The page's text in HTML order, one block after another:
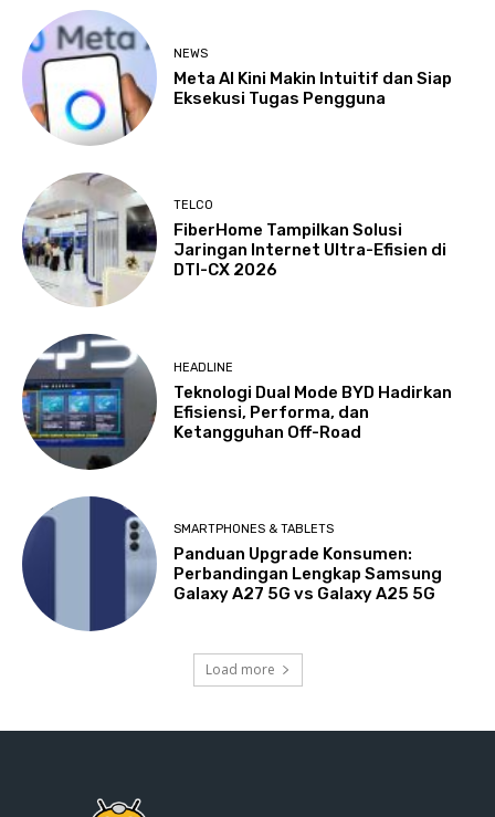
NEWS
Meta AI Kini Makin Intuitif dan Siap
Eksekusi Tugas Pengguna
TELCO
FiberHome Tampilkan Solusi
Jaringan Internet Ultra-Efisien di
DTI-CX 2026
HEADLINE
Teknologi Dual Mode BYD Hadirkan
Efisiensi, Performa, dan
Ketangguhan Off-Road
SMARTPHONES & TABLETS
Panduan Upgrade Konsumen:
Perbandingan Lengkap Samsung
Galaxy A27 5G vs Galaxy A25 5G
Load more